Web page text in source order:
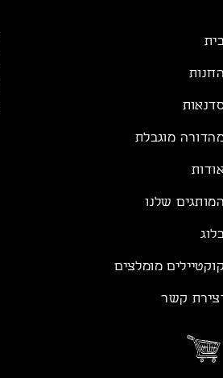
החנות
מוגבלת
המותגים שלנו
קוקטיילים מומלצים
קשר